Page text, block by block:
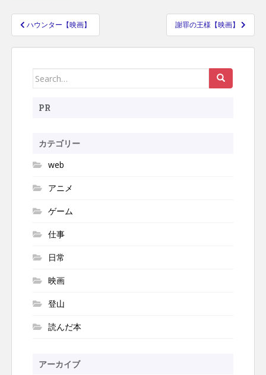
投
稿
ビ
ー
ョ
ン
ハウンター【映画】 謝罪の王様【映画】
Search
PR
カテゴリー
web
アニメ
ゲーム
仕事
日常
映画
登山
読んだ本
アーカイブ